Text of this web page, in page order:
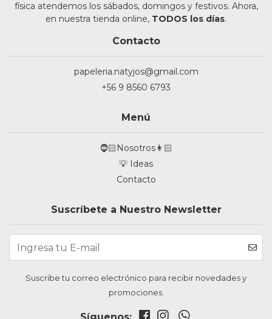
física atendemos los sábados, domingos y festivos. Ahora,
en nuestra tienda online, TODOS los días.
Contacto
papeleria.natyjos@gmail.com
+56 9 8560 6793
Menú
🧔🏻Nosotros👩🏻
💡 Ideas
Contacto
Suscríbete a Nuestro Newsletter
Suscribe tu correo electrónico para recibir novedades y
promociones.